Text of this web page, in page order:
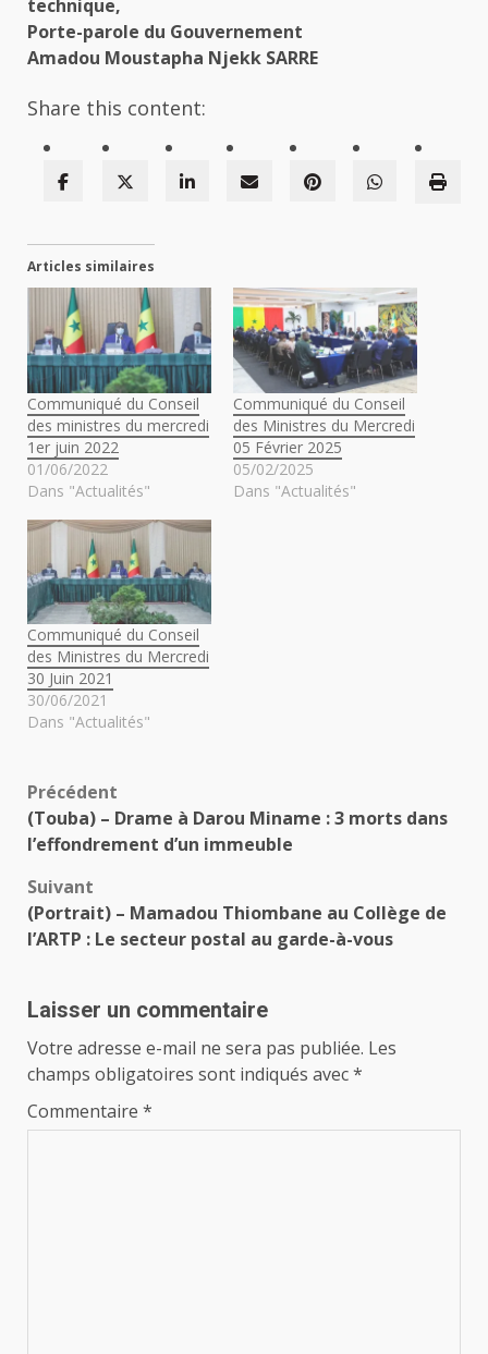
technique,
Porte-parole du Gouvernement
Amadou Moustapha Njekk SARRE
Share this content:
Articles similaires
Communiqué du Conseil
des ministres du mercredi
1er juin 2022
01/06/2022
Dans "Actualités"
Communiqué du Conseil
des Ministres du Mercredi
05 Février 2025
05/02/2025
Dans "Actualités"
Communiqué du Conseil
des Ministres du Mercredi
30 Juin 2021
30/06/2021
Dans "Actualités"
Navigation
d’article
Précédent
(Touba) – Drame à Darou Miname : 3 morts dans
l’effondrement d’un immeuble
Suivant
(Portrait) – Mamadou Thiombane au Collège de
l’ARTP : Le secteur postal au garde-à-vous
Laisser un commentaire
Votre adresse e-mail ne sera pas publiée. Les
champs obligatoires sont indiqués avec*
Commentaire *